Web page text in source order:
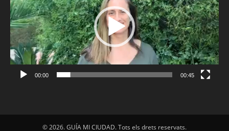
00:00 00:45
© 2026. GUÍA MI CIUDAD. Tots els drets reservats.